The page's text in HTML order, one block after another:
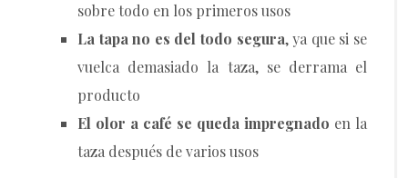
sobre todo en los primeros usos
La tapa no es del todo segura, ya que si se
vuelca demasiado la taza, se derrama el
producto
El olor a café se queda impregnado en la
taza después de varios usos